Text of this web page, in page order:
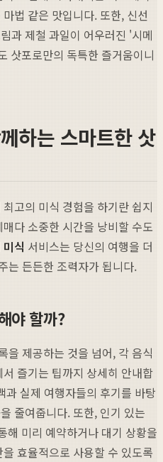
법 같은 맛입니다. 또한, 신선
과 제철 과일이 어우러진 '시메
삿포로만의 독특한 즐거움이니
하는 스마트한 삿
고의 미식 경험을 하기란 쉽지
다 소중한 시간을 낭비할 수도
식 서비스는 당신의 여행을 더
는 든든한 조력자가 됩니다.
야 할까?
을 제공하는 것을 넘어, 각 음식
즐기는 팁까지 상세히 안내합
과 실제 여행자들의 후기를 바탕
줄여줍니다. 또한, 인기 있는
해 미리 예약하거나 대기 상황을
효율적으로 사용할 수 있도록